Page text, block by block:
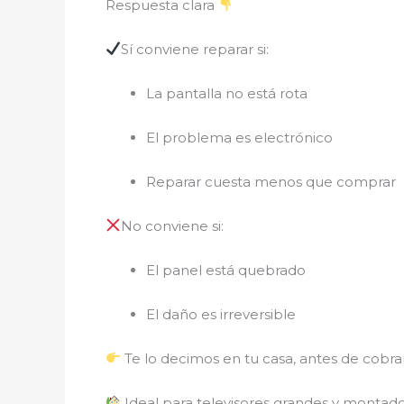
Respuesta clara
Sí conviene reparar si:
La pantalla no está rota
El problema es electrónico
Reparar cuesta menos que comprar
No conviene si:
El panel está quebrado
El daño es irreversible
Te lo decimos en tu casa, antes de